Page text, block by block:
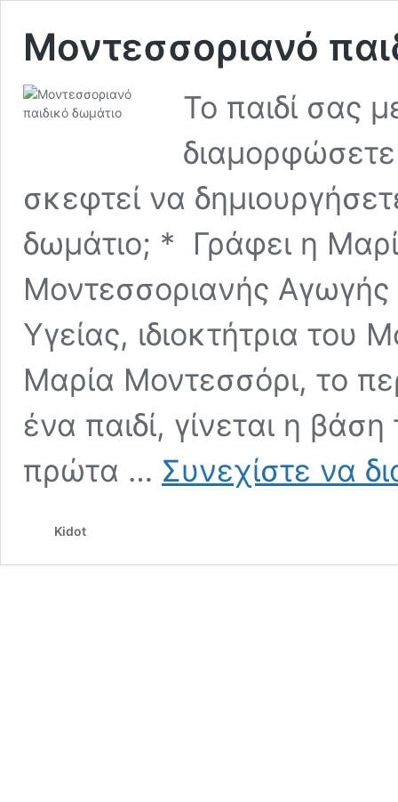
Μοντεσσοριανό
Το παιδί σας
σκεφτεί να
δωμάτιο; * Γράφει η
Μοντεσσοριανής
Υγείας, ιδιοκτήτρια
Μαρία Μοντεσσόρι, το
ένα παιδί, γίνεται η
πρώτα … Συνεχίστε να
Kidot